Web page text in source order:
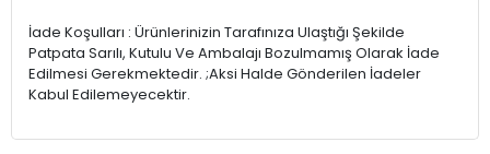
İade Koşulları : Ürünlerinizin Tarafınıza Ulaştığı Şekilde
Patpata Sarılı, Kutulu Ve Ambalajı Bozulmamış Olarak İade
Edilmesi Gerekmektedir. ;Aksi Halde Gönderilen İadeler
Kabul Edilemeyecektir.